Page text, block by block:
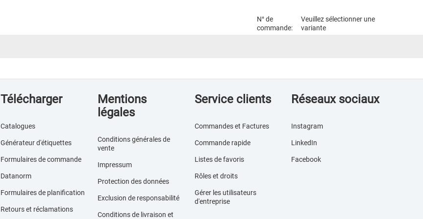
N° de
commande:
Veuillez sélectionner une
variante
Télécharger
Catalogues
Générateur d'étiquettes
Formulaires de commande
Datanorm
Formulaires de planification
Retours et réclamations
Mentions
légales
Conditions générales de
vente
Impressum
Protection des données
Exclusion de responsabilité
Conditions de livraison et
Service clients
Commandes et Factures
Commande rapide
Listes de favoris
Rôles et droits
Gérer les utilisateurs
d'entreprise
Réseaux sociaux
Instagram
LinkedIn
Facebook